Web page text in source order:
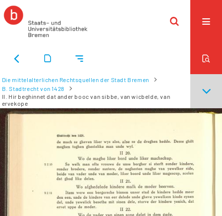
Die mittelalterlichen Rechtsquellen der Stadt Bremen
B. Stadtrecht von 1428
II. Hir beghinnet dat ander booc van sibbe, van wicbelde, van
ervekope